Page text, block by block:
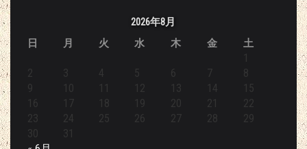
2026年8月
日
月 火 水 木 金 土
2
3 4 5 6 7
8
9
10 12 13 14
15
16
17 18 19 20 21
22
23
24 25 26 27 28
29
30
31